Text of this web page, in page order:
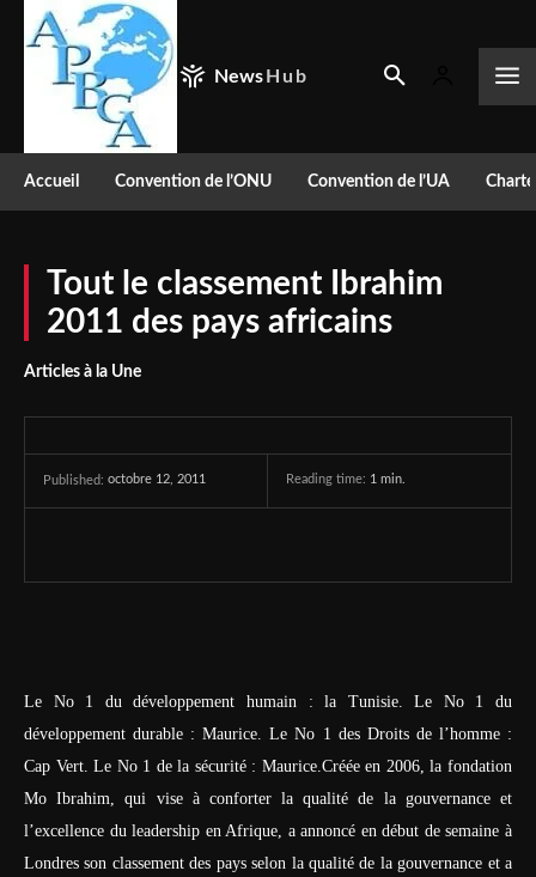
News Hub
Accueil Convention de l’ONU Convention de l’UA
Tout le classement Ibrahim
2011 des pays africains
Articles à la Une
Published: octobre 12, 2011 Reading time: 1 min.
Le No 1 du développement humain : la Tunisie. Le No 1 du
développement durable : Maurice. Le No 1 des Droits de l’homme :
Cap Vert. Le No 1 de la sécurité : Maurice.Créée en 2006, la fondation
Mo Ibrahim, qui vise à conforter la qualité de la gouvernance et
l’excellence du leadership en Afrique, a annoncé en début de semaine à
Londres son classement des pays selon la qualité de la gouvernance et a